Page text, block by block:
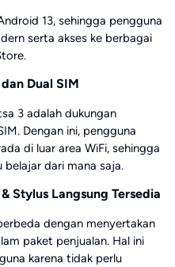
13, sehingga pengguna
serta akses ke berbagai
Dual SIM
3 adalah dukungan
Dengan ini, pengguna
di luar area WiFi, sehingga
dari mana saja.
Stylus Langsung Tersedia
dengan menyertakan
paket penjualan. Hal ini
karena tidak perlu